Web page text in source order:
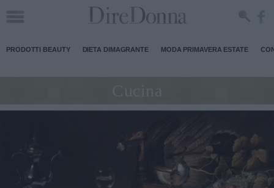
PRODOTTI BEAUTY DIETA DIMAGRANTE MODA PRIMAVERA ESTATE
Cucina